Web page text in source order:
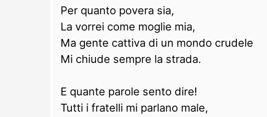
Per quanto povera sia,
La vorrei come moglie mia,
Ma gente cattiva di un mondo crudele
Mi chiude sempre la strada.
E quante parole sento dire!
Tutti i fratelli mi parlano male,